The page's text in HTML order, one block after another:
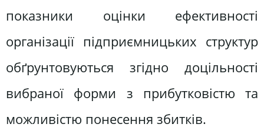
показники оцінки ефективності
організації підприємницьких структур
обґрунтовуються згідно доцільності
вибраної форми з прибутковістю та
можливістю понесення збитків.